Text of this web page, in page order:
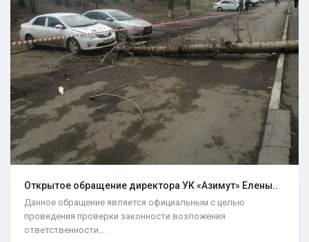
Открытое обращение директора УК «Азимут» Елены..
Данное обращение является официальным с целью
проведения проверки законности возложения
ответственности...